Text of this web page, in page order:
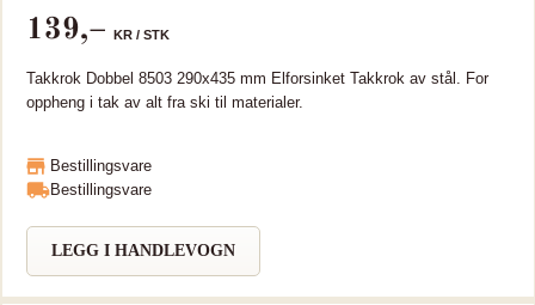
139,– KR / STK
Takkrok Dobbel 8503 290x435 mm Elforsinket Takkrok av stål. For
oppheng i tak av alt fra ski til materialer.
Bestillingsvare
Bestillingsvare
LEGG I HANDLEVOGN